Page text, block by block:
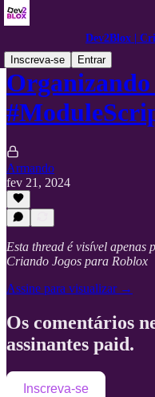
Dev2Blox |
Inscreva-se
Entrar
Armando
fev 21, 2024
Esta thread é visível apenas
Criando Jogos para Roblox
Assine para visualizar →
Os comentários
assinantes paid.
Inscreva-se